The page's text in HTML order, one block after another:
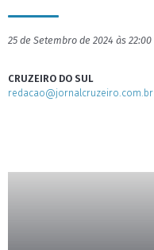
25 de Setembro de 2024 às 22:00
CRUZEIRO DO SUL
redacao@jornalcruzeiro.com.br